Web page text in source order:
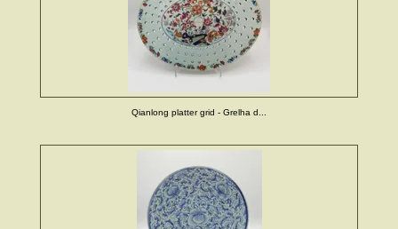
Qianlong platter grid - Grelha d...